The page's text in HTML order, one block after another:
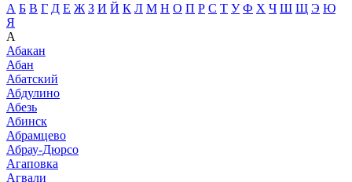
А Б В Г Д Е Ж З И Й К Л М Н О П Р С Т У Ф Х Ч Ш Щ Э Ю
Я
А
Абакан
Абан
Абатский
Абдулино
Абезь
Абинск
Абрамцево
Абрау-Дюрсо
Агаповка
Агвали